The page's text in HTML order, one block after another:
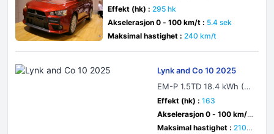
Effekt (hk) : 295 hk
Akselerasjon 0 - 100 km/t : 5.4 sek
Maksimal hastighet : 240 km/t
Lynk and Co 10 2025
EM-P 1.5TD 18.4 kWh (53
0 hk) Plug-in Hybrid 4WD
DHT Evo
Effekt (hk) : 163
Akselerasjon 0 - 100 km/t
: 5.9 sek
Maksimal hastighet : 210 k